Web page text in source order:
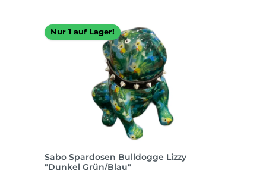
Nur 1 auf Lager!
Sabo Spardosen Bulldogge Lizzy
"Dunkel Grün/Blau"